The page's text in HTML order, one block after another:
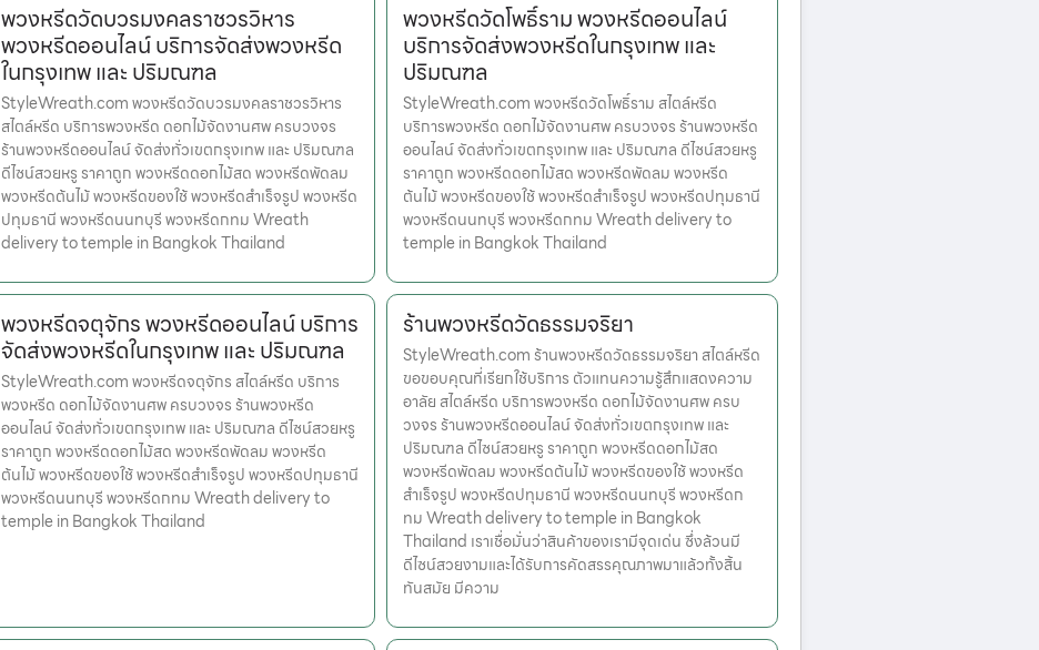
พวงหรีดวัดบวรมงคลราชวรวิหาร
พวงหรีดออนไลน์ บริการจัดส่งพวงหรีด
ในกรุงเทพ และ ปริมณฑล
StyleWreath.com พวงหรีดวัดบวรมงคลราชวรวิหาร
สไตล์หรีด บริการพวงหรีด ดอกไม้จัดงานศพ ครบวงจร
ร้านพวงหรีดออนไลน์ จัดส่งทั่วเขตกรุงเทพ และ ปริมณฑล
ดีไซน์สวยหรู ราคาถูก พวงหรีดดอกไม้สด พวงหรีดพัดลม
พวงหรีดต้นไม้ พวงหรีดของใช้ พวงหรีดสำเร็จรูป พวงหรีด
ปทุมธานี พวงหรีดนนทบุรี พวงหรีดกทม Wreath
delivery to temple in Bangkok Thailand
พวงหรีดวัดโพธิ์ราม พวงหรีดออนไลน์
บริการจัดส่งพวงหรีดในกรุงเทพ และ
ปริมณฑล
StyleWreath.com พวงหรีดวัดโพธิ์ราม สไตล์หรีด
บริการพวงหรีด ดอกไม้จัดงานศพ ครบวงจร ร้านพวงหรีด
ออนไลน์ จัดส่งทั่วเขตกรุงเทพ และ ปริมณฑล ดีไซน์สวยหรู
ราคาถูก พวงหรีดดอกไม้สด พวงหรีดพัดลม พวงหรีด
ต้นไม้ พวงหรีดของใช้ พวงหรีดสำเร็จรูป พวงหรีดปทุมธานี
พวงหรีดนนทบุรี พวงหรีดกทม Wreath delivery to
temple in Bangkok Thailand
พวงหรีดจตุจักร พวงหรีดออนไลน์ บริการ
จัดส่งพวงหรีดในกรุงเทพ และ ปริมณฑล
StyleWreath.com พวงหรีดจตุจักร สไตล์หรีด บริการ
พวงหรีด ดอกไม้จัดงานศพ ครบวงจร ร้านพวงหรีด
ออนไลน์ จัดส่งทั่วเขตกรุงเทพ และ ปริมณฑล ดีไซน์สวยหรู
ราคาถูก พวงหรีดดอกไม้สด พวงหรีดพัดลม พวงหรีด
ต้นไม้ พวงหรีดของใช้ พวงหรีดสำเร็จรูป พวงหรีดปทุมธานี
พวงหรีดนนทบุรี พวงหรีดกทม Wreath delivery to
temple in Bangkok Thailand
ร้านพวงหรีดวัดธรรมจริยา
StyleWreath.com ร้านพวงหรีดวัดธรรมจริยา สไตล์หรีด
ขอขอบคุณที่เรียกใช้บริการ ตัวแทนความรู้สึกแสดงความ
อาลัย สไตล์หรีด บริการพวงหรีด ดอกไม้จัดงานศพ ครบ
วงจร ร้านพวงหรีดออนไลน์ จัดส่งทั่วเขตกรุงเทพ และ
ปริมณฑล ดีไซน์สวยหรู ราคาถูก พวงหรีดดอกไม้สด
พวงหรีดพัดลม พวงหรีดต้นไม้ พวงหรีดของใช้ พวงหรีด
สำเร็จรูป พวงหรีดปทุมธานี พวงหรีดนนทบุรี พวงหรีดก
ทม Wreath delivery to temple in Bangkok
Thailand เราเชื่อมั่นว่าสินค้าของเรามีจุดเด่น ซึ่งล้วนมี
ดีไซน์สวยงามและได้รับการคัดสรรคุณภาพมาแล้วทั้งสิ้น
ทันสมัย มีความ